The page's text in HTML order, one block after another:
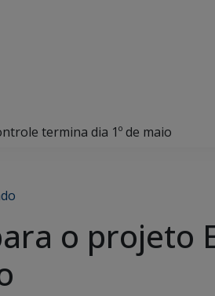
termina dia 1º de maio
o projeto